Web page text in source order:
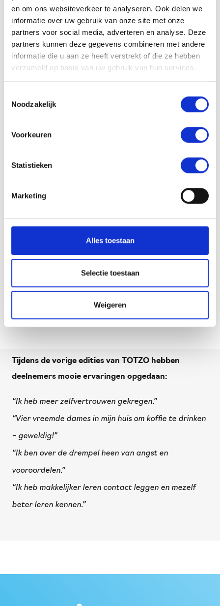
en om ons websiteverkeer te analyseren. Ook delen we
informatie over uw gebruik van onze site met onze
partners voor social media, adverteren en analyse. Deze
partners kunnen deze gegevens combineren met andere
informatie die u aan ze heeft verstrekt of die ze hebben
verzameld op basis van uw gebruik van hun services.
Noodzakelijk
Voorkeuren
Statistieken
Marketing
Alles toestaan
Selectie toestaan
Weigeren
TOTZO start twee keer per jaar. Je kunt je nu
aanmelden via totzo@stimenz.nl voor de groep die in
maart van start gaat.
Data groep 1: zaterdag 14 & 28 maart, 11 april en 9
Data groep 2: zaterdag 3, 17, & 31 oktober, 28
Tijd: 14.00 tot 16.30 uur, inloop vanaf 13.30 uur
Apeldoorn
zorgen wij voor koffie en thee. Zijn de kosten een
contact met ons op. Je kunt hiervoor ook de
Stadspas gebruiken.
Aanmelden: totzo@stimenz.nl
Tijdens de vorige edities van TOTZO hebben
deelnemers mooie ervaringen opgedaan:
“Ik heb meer zelfvertrouwen gekregen.”
“Vier vreemde dames in mijn huis om koffie te drinken
– geweldig!”
“Ik ben over de drempel heen van angst en
vooroordelen.”
“Ik heb makkelijker leren contact leggen en mezelf
beter leren kennen.”